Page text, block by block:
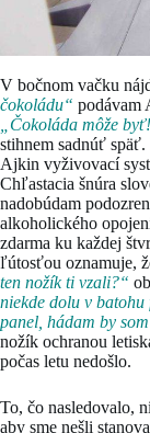
V bočnom vačku
čokoládu“ podávam
„Čokoláda môže
stihnem sadnúť
Ajkin vyživovací
Chľastacia šnúra
nadobúdam
alkoholického
zdarma ku každej
ľútosťou oznamuje,
ten nožík ti vzali?“
niekde dolu v
panel, hádam by
nožík ochranou
počas letu nedošlo.
To, čo nasledovalo,
aby sme nešli